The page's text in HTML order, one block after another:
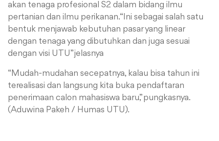
akan tenaga profesional S2 dalam bidang ilmu
pertanian dan ilmu perikanan. “Ini sebagai salah satu
bentuk menjawab kebutuhan pasar yang linear
dengan tenaga yang dibutuhkan dan juga sesuai
dengan visi UTU” jelasnya
“Mudah-mudahan secepatnya, kalau bisa tahun ini
terealisasi dan langsung kita buka pendaftaran
penerimaan calon mahasiswa baru,” pungkasnya.
(Aduwina Pakeh / Humas UTU).